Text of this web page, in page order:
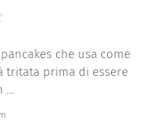
che usa come
tritata prima di essere
...